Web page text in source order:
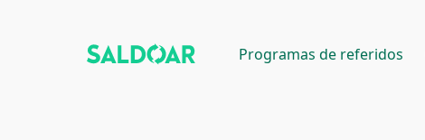
Programas de referidos